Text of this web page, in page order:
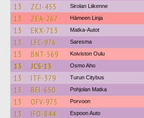
13 ZCJ-455 Sirolan Liikenne
13 ZEA-267 Hämeen Linja
13 EKX-713 Matka-Autot
13 LFC-976 Saresma
13 BNT-569 Koiviston Oulu
13 JCS-13 Osmo Aho
13 ITF-379 Turun Citybus
13 BFI-650 Pohjolan Matka
13 OFV-975 Porvoon
13 IFO-844 Espoon Auto